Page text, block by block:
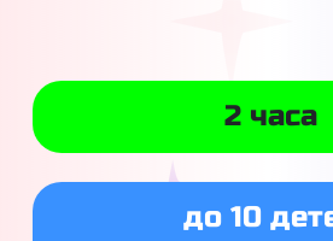
2 часа
до 10